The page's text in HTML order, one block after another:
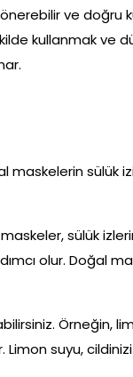
ve doğru
kullanmak ve
maskelerin sülük
sülük
olur. Doğal
Örneğin,
suyu, cildinizi